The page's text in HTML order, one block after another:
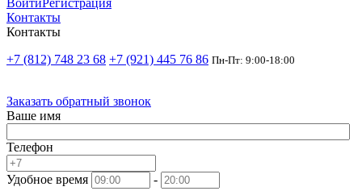
ВойтиРегистрация
Контакты
Контакты
+7 (812) 748 23 68 +7 (921) 445 76 86 Пн-Пт: 9:00-18:00
Заказать обратный звонок
Ваше имя
Телефон
Удобное время
-